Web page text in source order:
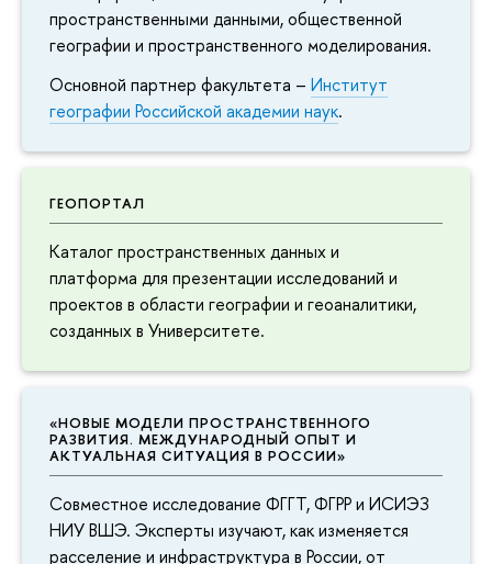
пространственными данными, общественной
еографии и пространственного моделирования.
Основной партнер факультета – Институт
еографии Российской академии наук.
ГЕОПОРТАЛ
Каталог пространственных данных и
платформа для презентации исследований и
проектов в области географии и геоаналитики,
созданных в Университете.
«НОВЫЕ МОДЕЛИ ПРОСТРАНСТВЕННОГО
РАЗВИТИЯ. МЕЖДУНАРОДНЫЙ ОПЫТ И
АКТУАЛЬНАЯ СИТУАЦИЯ В РОССИИ»
Совместное исследование ФГГТ, ФГРР и ИСИЭЗ
НИУ ВШЭ. Эксперты изучают, как изменяется
расселение и инфраструктура в России, от